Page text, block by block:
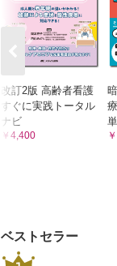
自分だったら
配偶者の死別を
認知症になっ
インスリン治
倫理的課題4 高齢
高齢者が理解で
高齢者が痛み
高齢者とはい
家族から突然「
改訂2版 高齢者看護
すぐに実践トータル
ナビ
￥4,400
ベストセラー